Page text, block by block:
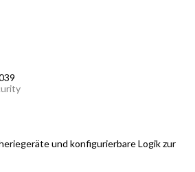
und konfigurierbare Logik zur